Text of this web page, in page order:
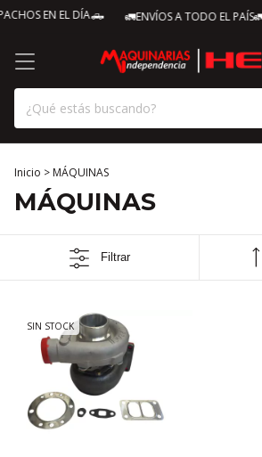
EN EL DÍA🛻 🚛ENVÍOS A TODO EL PAÍS🚛
Inicio > MÁQUINAS
MÁQUINAS
Filtrar
SIN STOCK